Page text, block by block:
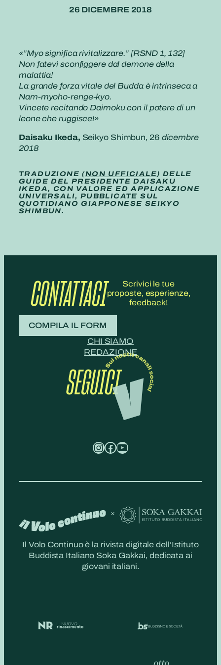
26 DICEMBRE 2018
«”Myo significa rivitalizzare.” [RSND 1, 132]
Non fatevi sconfiggere dal demone della
malattia!
La grande forza vitale del Budda è intrinseca a
Nam-myoho-renge-kyo.
Vincete recitando Daimoku con il potere di un
leone che ruggisce!»
Daisaku Ikeda, Seikyo Shimbun, 26 dicembre
2018
TRADUZIONE (NON UFFICIALE) DELLE
GUIDE DEL PRESIDENTE DAISAKU
IKEDA, CON VALORE ED APPLICAZIONE
UNIVERSALI, PUBBLICATE SUL
QUOTIDIANO GIAPPONESE SEIKYO
SHIMBUN.
CONTATTACI
Scrivici le tue
proposte, esperienze,
feedback!
COMPILA IL FORM
CHI SIAMO
REDAZIONE
SEGUICI
InstagramFacebook YouTube
Il Volo Continuo è la rivista digitale dell’Istituto
Buddista Italiano Soka Gakkai, dedicata ai
giovani italiani.